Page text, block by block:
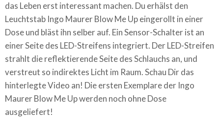
das Leben erst interessant machen. Du erhälst den
Leuchtstab Ingo Maurer Blow Me Up eingerollt in einer
Dose und bläst ihn selber auf. Ein Sensor-Schalter ist an
einer Seite des LED-Streifens integriert. Der LED-Streifen
strahlt die reflektierende Seite des Schlauchs an, und
verstreut so indirektes Licht im Raum. Schau Dir das
hinterlegte Video an! Die ersten Exemplare der Ingo
Maurer Blow Me Up werden noch ohne Dose
ausgeliefert!